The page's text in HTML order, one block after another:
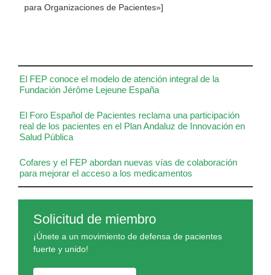
El FEP conoce el modelo de atención integral de la
Fundación Jérôme Lejeune España
El Foro Español de Pacientes reclama una participación
real de los pacientes en el Plan Andaluz de Innovación en
Salud Pública
Cofares y el FEP abordan nuevas vías de colaboración
para mejorar el acceso a los medicamentos
Solicitud de miembro
¡Únete a un movimiento de defensa de pacientes
fuerte y unido!
para Organizaciones de Pacientes»]